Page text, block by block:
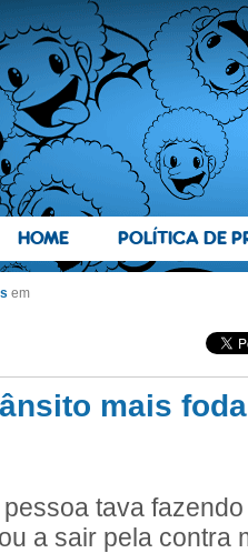
HOME POLÍTICA DE
em
mais
tava
a sair pela contra